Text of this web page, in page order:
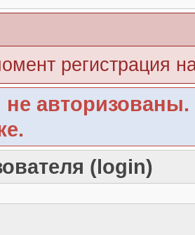
регистрация
авторизованы.
(login)